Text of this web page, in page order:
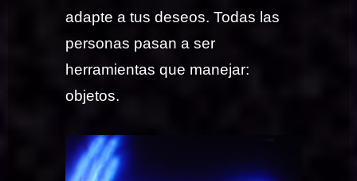
adapte a tus deseos. Todas las
personas pasan a ser
herramientas que manejar:
objetos.